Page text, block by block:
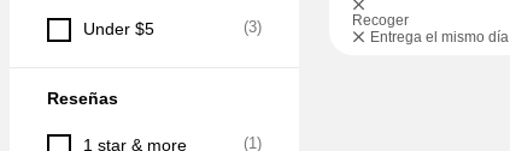
Under $5 (3)
Reseñas
1 star & more (1)
Recoger
Entrega el mismo día